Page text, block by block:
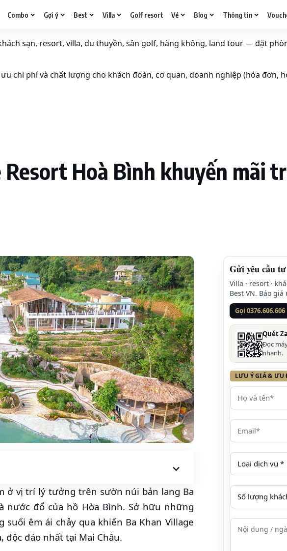
Combo Gợi ý Best Villa Golf resort Vé Blog Thông tin
sạn, resort, villa, du thuyền, sân golf, hàng không, land tour — đặt
chi phí và chất lượng cho khách đoàn, cơ quan, doanh nghiệp (hóa đơn,
Resort Hoà Bình khuyến mãi
ở vị trí lý tưởng trên sườn núi bản lang Ba
nước đổ của hồ Hòa Bình. Sở hữu những
êm ái chảy qua khiến Ba Khan Village
đáo nhất tại Mai Châu.
Gửi yêu cầu
Villa · resort ·
Best VN. Báo
Gọi 0376.606.606
Quét
Đọc
nhanh.
LƯU Ý GIÁ & ƯU